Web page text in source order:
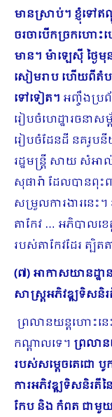
មានស្រាប់។ ខ្ញុំទៅ
ចរចាបើកច្រកហោះ
មាន។ ម៉ាឡេស៊ី ថ្ងៃ
សៀមរាប ហើយពីតំប
ទៅទៀត។ អញ្ចឹងប្រព័
រៀបចំហេដ្ឋារចនា
រៀបចំដែនដី នគរូ
រដ្ឋមន្ត្រី សាយ សំអា
សុផារ៉ា ដែលបានពុះ
សម្រួលការងារនេះ
តាកែវ … អភិបាលខេ
របស់តាកែវដែរ ត្បិ
(៧) អាកាសយានដ្ឋាន
សាស្ត្រអភិវឌ្ឍទិសនិ
ព្រលានយន្តហោះនេះ
កណ្ដាលទេ។ ព្រលាន
របស់សម្ដេចតេជោ បូ
ការអភិវឌ្ឍទិសនិរតីន
កែប និង កំ​ពត ជាមួយគ្